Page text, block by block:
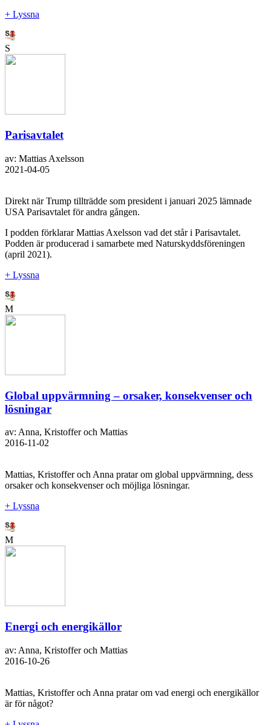
+ Lyssna
S
Parisavtalet
av: Mattias Axelsson
2021-04-05
Direkt när Trump tillträdde som president i januari 2025 lämnade
USA Parisavtalet för andra gången.
I podden förklarar Mattias Axelsson vad det står i Parisavtalet.
Podden är producerad i samarbete med Naturskyddsföreningen
(april 2021).
+ Lyssna
M
Global uppvärmning – orsaker, konsekvenser och
lösningar
av: Anna, Kristoffer och Mattias
2016-11-02
Mattias, Kristoffer och Anna pratar om global uppvärmning, dess
orsaker och konsekvenser och möjliga lösningar.
+ Lyssna
M
Energi och energikällor
av: Anna, Kristoffer och Mattias
2016-10-26
Mattias, Kristoffer och Anna pratar om vad energi och energikällor
är för något?